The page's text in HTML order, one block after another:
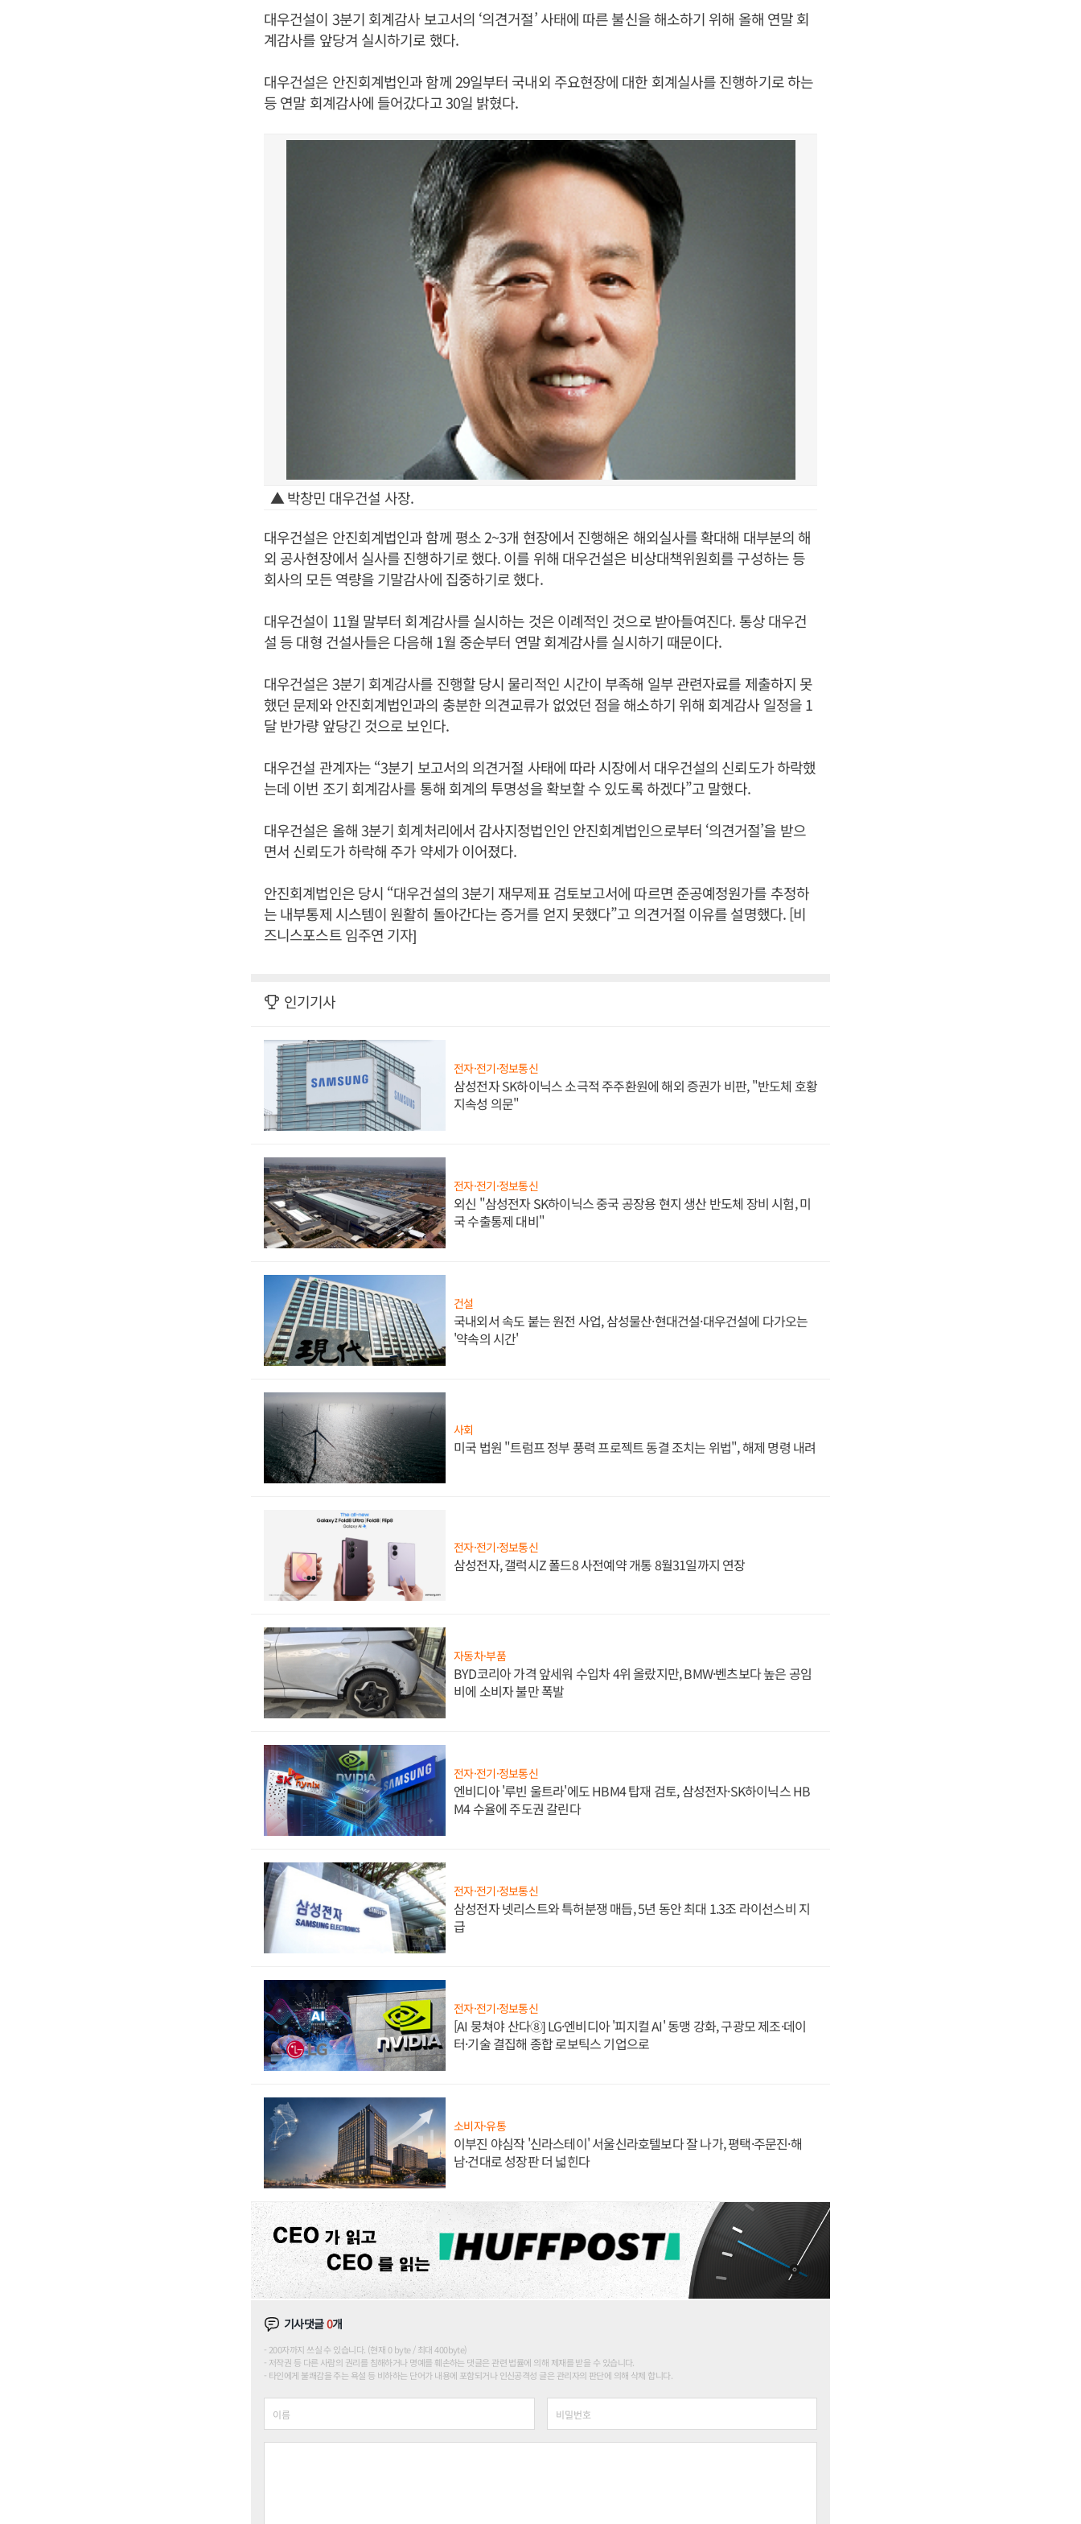
대우건설이 3분기 회계감사 보고서의 ‘의견거절’ 사태에 따른 불신을 해소하기 위해 올해 연말 회
계감사를 앞당겨 실시하기로 했다.
대우건설은 안진회계법인과 함께 29일부터 국내외 주요현장에 대한 회계실사를 진행하기로 하는
등 연말 회계감사에 들어갔다고 30일 밝혔다.
▲ 박창민 대우건설 사장.
대우건설은 안진회계법인과 함께 평소 2~3개 현장에서 진행해온 해외실사를 확대해 대부분의 해
외 공사현장에서 실사를 진행하기로 했다. 이를 위해 대우건설은 비상대책위원회를 구성하는 등
회사의 모든 역량을 기말감사에 집중하기로 했다.
대우건설이 11월 말부터 회계감사를 실시하는 것은 이례적인 것으로 받아들여진다. 통상 대우건
설 등 대형 건설사들은 다음해 1월 중순부터 연말 회계감사를 실시하기 때문이다.
대우건설은 3분기 회계감사를 진행할 당시 물리적인 시간이 부족해 일부 관련자료를 제출하지 못
했던 문제와 안진회계법인과의 충분한 의견교류가 없었던 점을 해소하기 위해 회계감사 일정을 1
달 반가량 앞당긴 것으로 보인다.
대우건설 관계자는 “3분기 보고서의 의견거절 사태에 따라 시장에서 대우건설의 신뢰도가 하락했
는데 이번 조기 회계감사를 통해 회계의 투명성을 확보할 수 있도록 하겠다”고 말했다.
대우건설은 올해 3분기 회계처리에서 감사지정법인인 안진회계법인으로부터 ‘의견거절’을 받으
면서 신뢰도가 하락해 주가 약세가 이어졌다.
안진회계법인은 당시 “대우건설의 3분기 재무제표 검토보고서에 따르면 준공예정원가를 추정하
는 내부통제 시스템이 원활히 돌아간다는 증거를 얻지 못했다”고 의견거절 이유를 설명했다. [비
즈니스포스트 임주연 기자]
인기기사
전자·전기·정보통신
삼성전자 SK하이닉스 소극적 주주환원에 해외 증권가 비판, "반도체 호황
지속성 의문"
전자·전기·정보통신
외신 "삼성전자 SK하이닉스 중국 공장용 현지 생산 반도체 장비 시험, 미
국 수출통제 대비"
건설
국내외서 속도 붙는 원전 사업, 삼성물산·현대건설·대우건설에 다가오는
'약속의 시간'
사회
미국 법원 "트럼프 정부 풍력 프로젝트 동결 조치는 위법", 해제 명령 내려
전자·전기·정보통신
삼성전자, 갤럭시Z 폴드8 사전예약 개통 8월31일까지 연장
자동차·부품
BYD코리아 가격 앞세워 수입차 4위 올랐지만, BMW·벤츠보다 높은 공임
비에 소비자 불만 폭발
전자·전기·정보통신
엔비디아 '루빈 울트라'에도 HBM4 탑재 검토, 삼성전자·SK하이닉스 HB
M4 수율에 주도권 갈린다
전자·전기·정보통신
삼성전자 넷리스트와 특허분쟁 매듭, 5년 동안 최대 1.3조 라이선스비 지
급
전자·전기·정보통신
[AI 뭉쳐야 산다⑧] LG·엔비디아 '피지컬 AI' 동맹 강화, 구광모 제조·데이
터·기술 결집해 종합 로보틱스 기업으로
소비자·유통
이부진 야심작 '신라스테이' 서울신라호텔보다 잘 나가, 평택·주문진·해
남·건대로 성장판 더 넓힌다
기사댓글0개
200자까지 쓰실 수 있습니다. (현재 0 byte / 최대 400byte)
저작권 등 다른 사람의 권리를 침해하거나 명예를 훼손하는 댓글은 관련 법률에 의해 제재를 받을 수 있습니다.
타인에게 불쾌감을 주는 욕설 등 비하하는 단어가 내용에 포함되거나 인신공격성 글은 관리자의 판단에 의해 삭제 합니다.